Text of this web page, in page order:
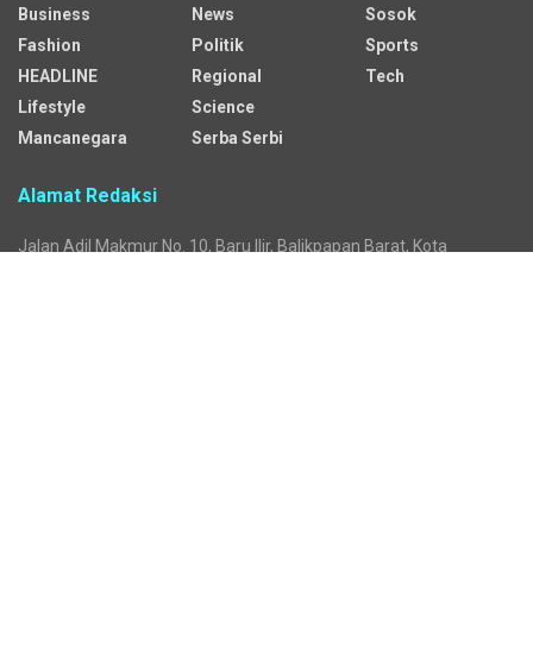
Business
Fashion
HEADLINE
Lifestyle
Mancanegara
News
Politik
Regional
Science
Serba Serbi
Sosok
Sports
Tech
Alamat Redaksi
Jalan Adil Makmur No. 10, Baru Ilir, Balikpapan Barat, Kota